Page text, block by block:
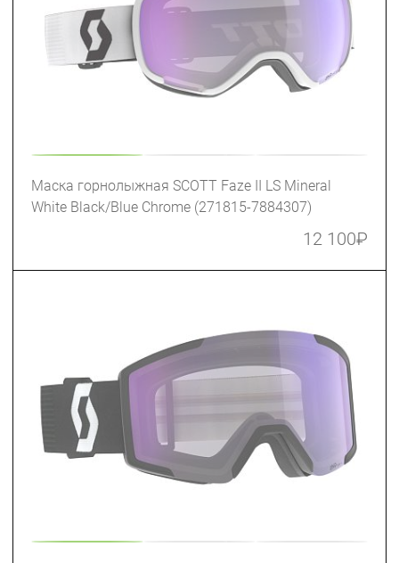
Маска горнолыжная SCOTT Faze II LS Mineral
White Black/Blue Chrome (271815-7884307)
12 100₽